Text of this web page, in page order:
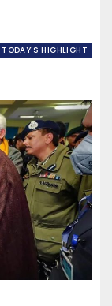
TODAY'S HIGHLIGHT